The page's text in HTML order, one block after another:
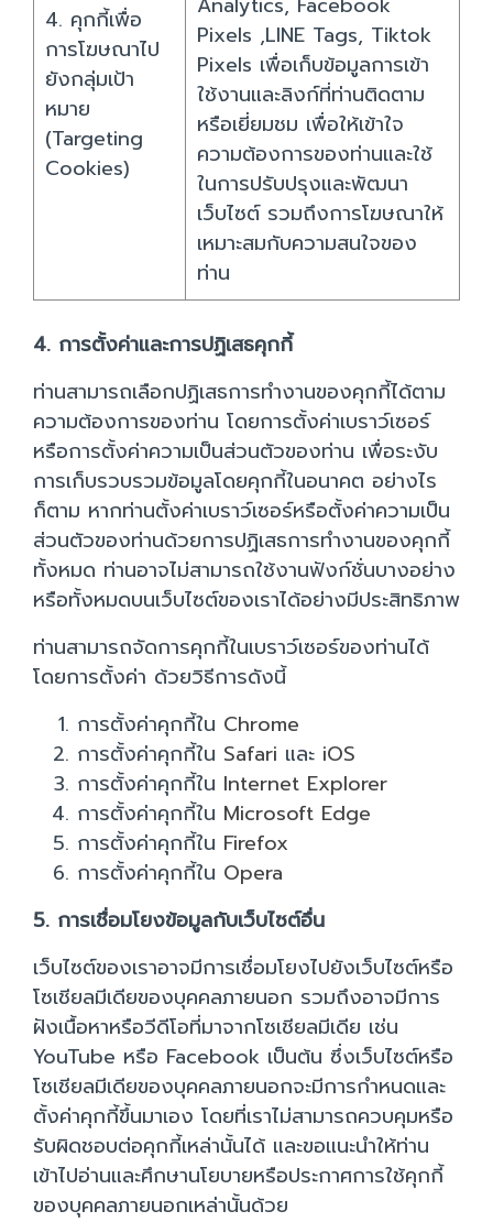
4. คุกกี้เพื่อ
การโฆษณาไป
ยังกลุ่มเป้า
หมาย
(Targeting
Cookies)
Pixels ,LINE Tags, Tiktok
Pixels เพื่อเก็บข้อมูลการเข้า
ใช้งานและลิงก์ที่ท่านติดตาม
หรือเยี่ยมชม เพื่อให้เข้าใจ
ความต้องการของท่านและใช้
ในการปรับปรุงและพัฒนา
เว็บไซต์ รวมถึงการโฆษณาให้
เหมาะสมกับความสนใจของ
ท่าน
4. การตั้งค่าและการปฏิเสธคุกกี้
ท่านสามารถเลือกปฏิเสธการทำงานของคุกกี้ได้ตาม
ความต้องการของท่าน โดยการตั้งค่าเบราว์เซอร์
หรือการตั้งค่าความเป็นส่วนตัวของท่าน เพื่อระงับ
การเก็บรวบรวมข้อมูลโดยคุกกี้ในอนาคต อย่างไร
ก็ตาม หากท่านตั้งค่าเบราว์เซอร์หรือตั้งค่าความเป็น
ส่วนตัวของท่านด้วยการปฏิเสธการทำงานของคุกกี้
ทั้งหมด ท่านอาจไม่สามารถใช้งานฟังก์ชั่นบางอย่าง
หรือทั้งหมดบนเว็บไซต์ของเราได้อย่างมีประสิทธิภาพ
ท่านสามารถจัดการคุกกี้ในเบราว์เซอร์ของท่านได้
โดยการตั้งค่า ด้วยวิธีการดังนี้
การตั้งค่าคุกกี้ใน Chrome
การตั้งค่าคุกกี้ใน Safari และ iOS
การตั้งค่าคุกกี้ใน Internet Explorer
การตั้งค่าคุกกี้ใน Microsoft Edge
การตั้งค่าคุกกี้ใน Firefox
การตั้งค่าคุกกี้ใน Opera
5. การเชื่อมโยงข้อมูลกับเว็บไซต์อื่น
เว็บไซต์ของเราอาจมีการเชื่อมโยงไปยังเว็บไซต์หรือ
โซเชียลมีเดียของบุคคลภายนอก รวมถึงอาจมีการ
ฝังเนื้อหาหรือวีดีโอที่มาจากโซเชียลมีเดีย เช่น
YouTube หรือ Facebook เป็นต้น ซึ่งเว็บไซต์หรือ
โซเชียลมีเดียของบุคคลภายนอกจะมีการกำหนดและ
ตั้งค่าคุกกี้ขึ้นมาเอง โดยที่เราไม่สามารถควบคุมหรือ
รับผิดชอบต่อคุกกี้เหล่านั้นได้ และขอแนะนำให้ท่าน
เข้าไปอ่านและศึกษานโยบายหรือประกาศการใช้คุกกี้
ของบุคคลภายนอกเหล่านั้นด้วย